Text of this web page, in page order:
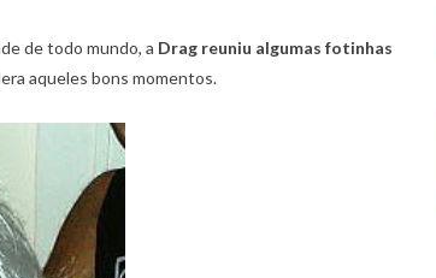
de todo mundo, a Drag reuniu algumas fotinhas
aqueles bons momentos.